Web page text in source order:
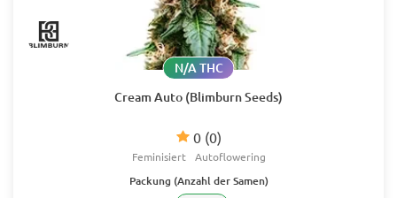
Cream Auto (Blimburn Seeds)
0 (0)
N/A THC
Feminisiert Autoflowering
Packung (Anzahl der Samen)